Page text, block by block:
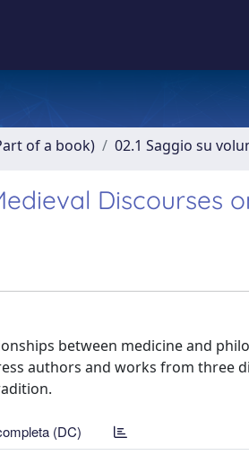
of a book) 02.1 Saggio su
Discourses
between medicine and
authors and works from three
(DC)